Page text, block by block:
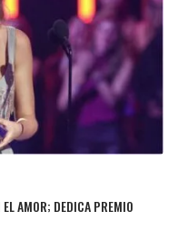
AMOR; DEDICA PREMIO